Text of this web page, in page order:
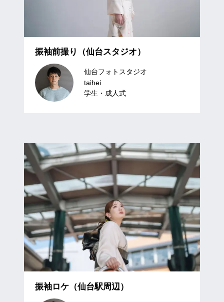
振袖前撮り（仙台スタジオ）
仙台フォトスタジオ
taihei
学生・成⼈式
振袖ロケ（仙台駅周辺）